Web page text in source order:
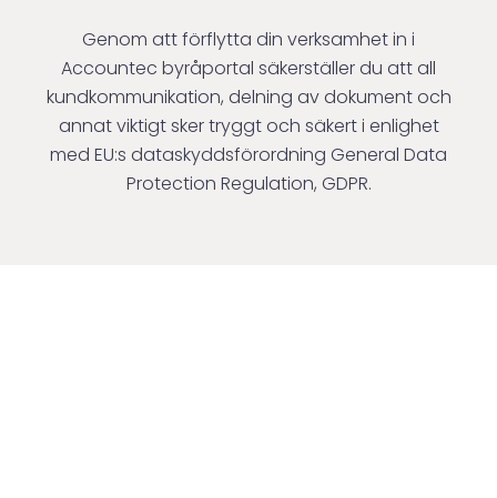
Genom att förflytta din verksamhet in i
Accountec byråportal säkerställer du att all
kundkommunikation, delning av dokument och
annat viktigt sker tryggt och säkert i enlighet
med EU:s dataskyddsförordning General Data
Protection Regulation, GDPR.